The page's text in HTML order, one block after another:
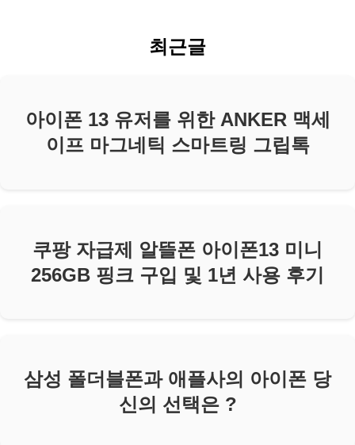
최근글
아이폰 13 유저를 위한 ANKER 맥세
이프 마그네틱 스마트링 그립톡
쿠팡 자급제 알뜰폰 아이폰13 미니
256GB 핑크 구입 및 1년 사용 후기
삼성 폴더블폰과 애플사의 아이폰 당
신의 선택은 ?